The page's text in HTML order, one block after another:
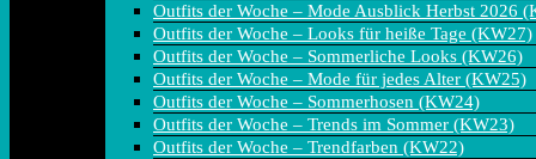
Outfits der Woche – Mode Ausblick Herbst 2026
Outfits der Woche – Looks für heiße Tage (KW27)
Outfits der Woche – Sommerliche Looks (KW26)
Outfits der Woche – Mode für jedes Alter (KW25)
Outfits der Woche – Sommerhosen (KW24)
Outfits der Woche – Trends im Sommer (KW23)
Outfits der Woche – Trendfarben (KW22)